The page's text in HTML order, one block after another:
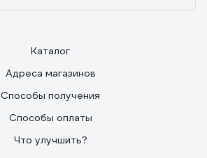
Каталог
Адреса магазинов
Способы получения
Способы оплаты
Что улучшить?